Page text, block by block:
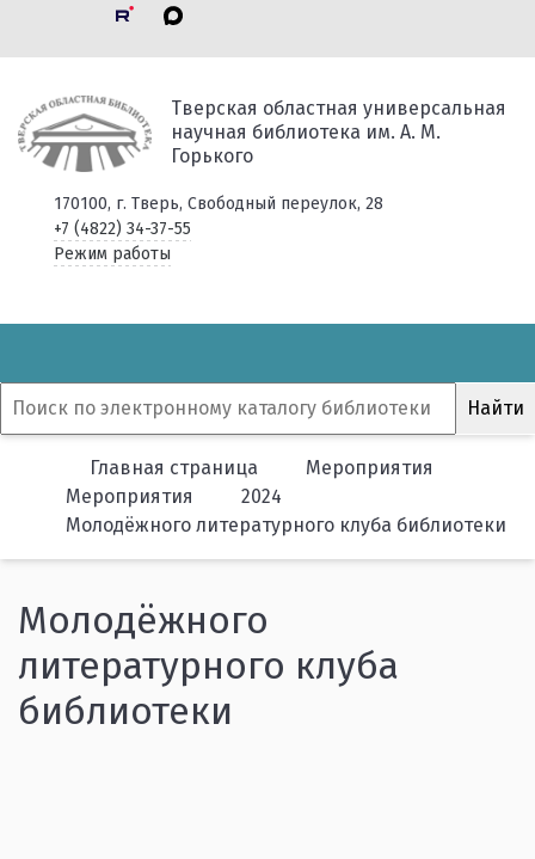
Тверская областная универсальная
научная библиотека им. А. М.
Горького
170100, г. Тверь, Свободный переулок, 28
+7 (4822) 34-37-55
Режим работы
Главная страница
Мероприятия
Мероприятия
2024
Молодёжного литературного клуба библиотеки
Молодёжного
литературного клуба
библиотеки